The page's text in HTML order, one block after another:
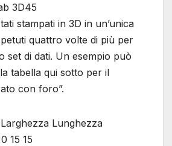
3D45
stampati in 3D in un’unica
quattro volte di più per
set di dati. Un esempio può
tabella qui sotto per il
con foro”.
Lunghezza
15 15